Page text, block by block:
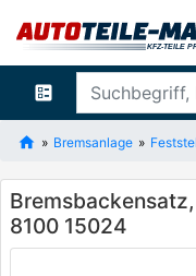
ballot
Bremsanlage
8100 15024